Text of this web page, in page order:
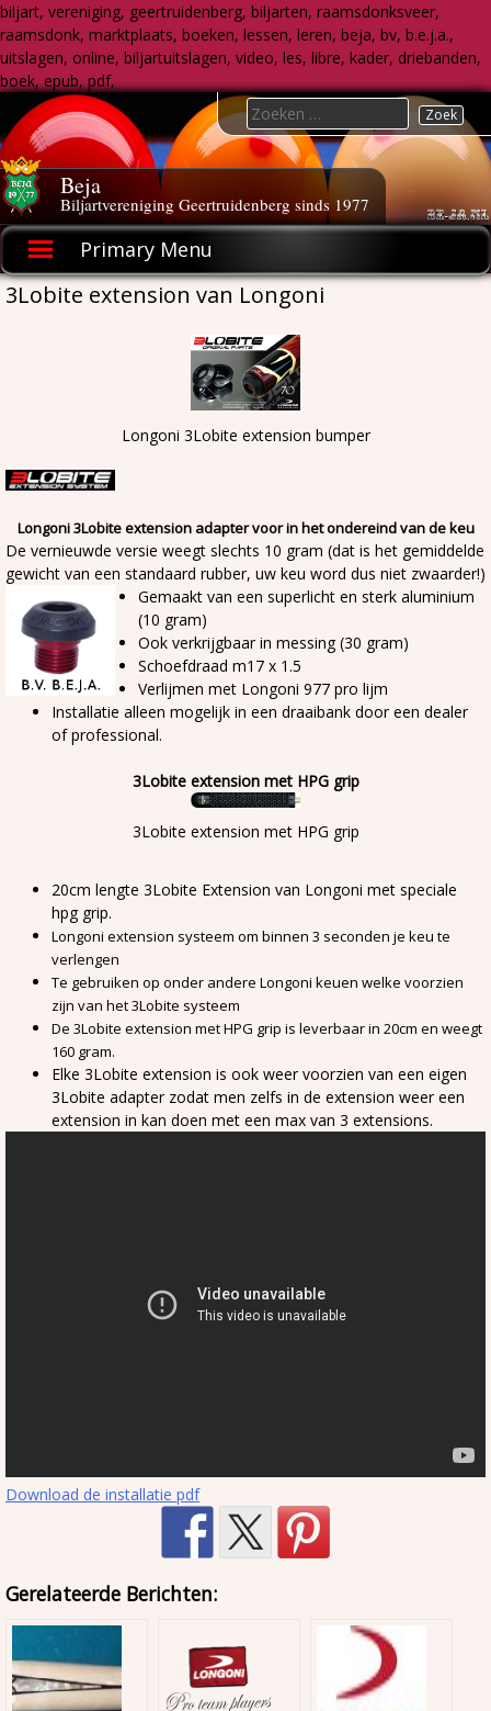
biljart, vereniging, geertruidenberg, biljarten, raamsdonksveer,
raamsdonk, marktplaats, boeken, lessen, leren, beja, bv, b.e.j.a.,
uitslagen, online, biljartuitslagen, video, les, libre, kader, driebanden,
boek, epub, pdf,
to
content
Beja
Biljartvereniging Geertruidenberg sinds 1977
Primary Menu
Search
for:
3Lobite extension van Longoni
Longoni 3Lobite extension bumper
Longoni 3Lobite extension adapter voor in het ondereind van de keu
De vernieuwde versie weegt slechts 10 gram (dat is het gemiddelde
gewicht van een standaard rubber, uw keu word dus niet zwaarder!)
Gemaakt van een superlicht en sterk aluminium
(10 gram)
Ook verkrijgbaar in messing (30 gram)
Schoefdraad m17 x 1.5
Verlijmen met Longoni 977 pro lijm
Installatie alleen mogelijk in een draaibank door een dealer
of professional.
3Lobite extension met HPG grip
3Lobite extension met HPG grip
20cm lengte 3Lobite Extension van Longoni met speciale
hpg grip.
Longoni extension systeem om binnen 3 seconden je keu te
verlengen
Te gebruiken op onder andere Longoni keuen welke voorzien
zijn van het 3Lobite systeem
De 3Lobite extension met HPG grip is leverbaar in 20cm en weegt
160 gram.
Elke 3Lobite extension is ook weer voorzien van een eigen
3Lobite adapter zodat men zelfs in de extension weer een
extension in kan doen met een max van 3 extensions.
Download de installatie pdf
Gerelateerde Berichten: